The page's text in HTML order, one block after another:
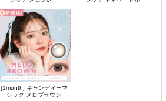
[1month] キャンディーマ
ジック メロブラウン